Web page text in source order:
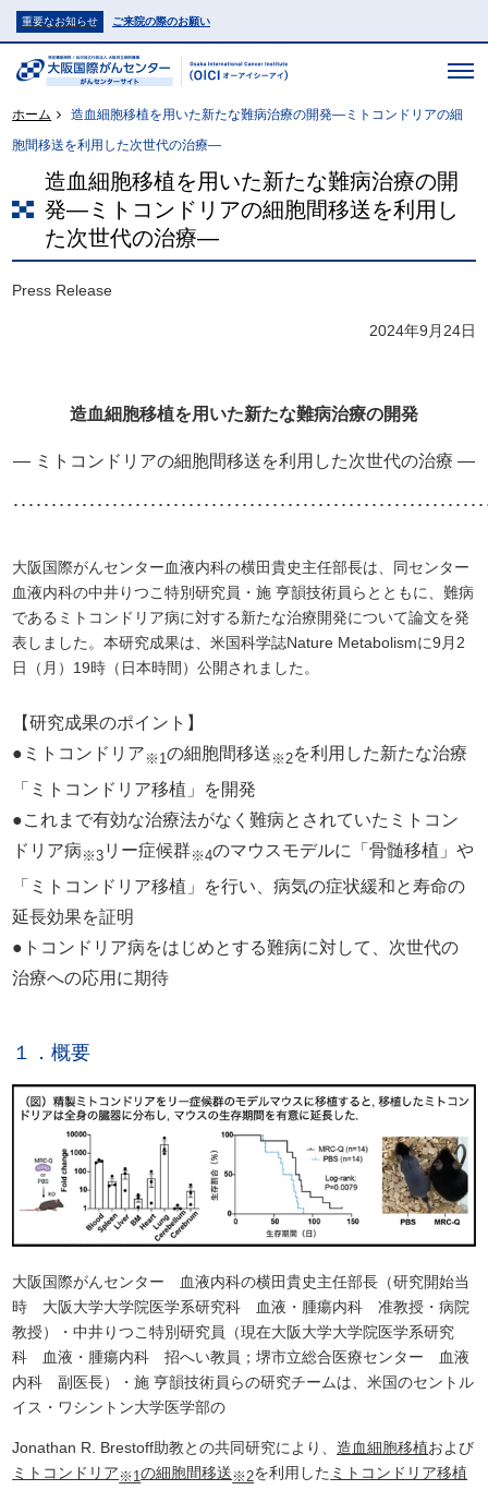
重要なお知らせ ご来院の際のお願い
ホーム
造血細胞移植を用いた新たな難病治療の開発―ミトコンドリアの細
胞間移送を利用した次世代の治療―
造血細胞移植を用いた新たな難病治療の開
発―ミトコンドリアの細胞間移送を利用し
た次世代の治療―
Press Release
2024年9月24日
造血細胞移植を用いた新たな難病治療の開発
― ミトコンドリアの細胞間移送を利用した次世代の治療 ―
････････････････････････････････････････････････････････････
大阪国際がんセンター血液内科の横田貴史主任部長は、同センター
血液内科の中井りつこ特別研究員・施 亨韻技術員らとともに、難病
であるミトコンドリア病に対する新たな治療開発について論文を発
表しました。本研究成果は、米国科学誌Nature Metabolismに9月2
日（月）19時（日本時間）公開されました。
【研究成果のポイント】
●ミトコンドリア ※1の細胞間移送 ※2を利用した新たな治療
「ミトコンドリア移植」を開発
●これまで有効な治療法がなく難病とされていたミトコン
ドリア病 ※3 リー症候群※4のマウスモデルに「骨髄移植」や
「ミトコンドリア移植」を行い、病気の症状緩和と寿命の
延長効果を証明
●トコンドリア病をはじめとする難病に対して、次世代の
治療への応用に期待
１．概要
大阪国際がんセンター 血液内科の横田貴史主任部長（研究開始当
時 大阪大学大学院医学系研究科 血液・腫瘍内科 准教授・病院
教授）・中井りつこ特別研究員（現在大阪大学大学院医学系研究
科 血液・腫瘍内科 招へい教員；堺市立総合医療センター 血液
内科 副医長）・施 亨韻技術員らの研究チームは、米国のセントル
イス・ワシントン大学医学部の
Jonathan R. Brestoff助教との共同研究により、造血細胞移植および
ミトコンドリア※1の細胞間移送※2を利用した ミトコンドリア移植